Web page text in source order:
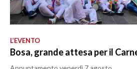
L’EVENTO
Bosa, grande attesa per il